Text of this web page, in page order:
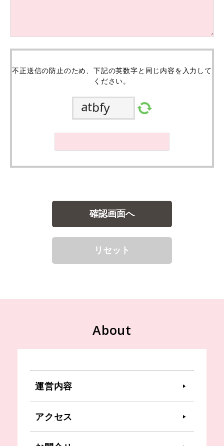
不正送信の防止のため、下記の英数字と同じ内容を入力して
ください。
About
運営内容
アクセス